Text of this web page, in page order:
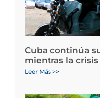
Cuba continúa
mientras la
Leer Más >>